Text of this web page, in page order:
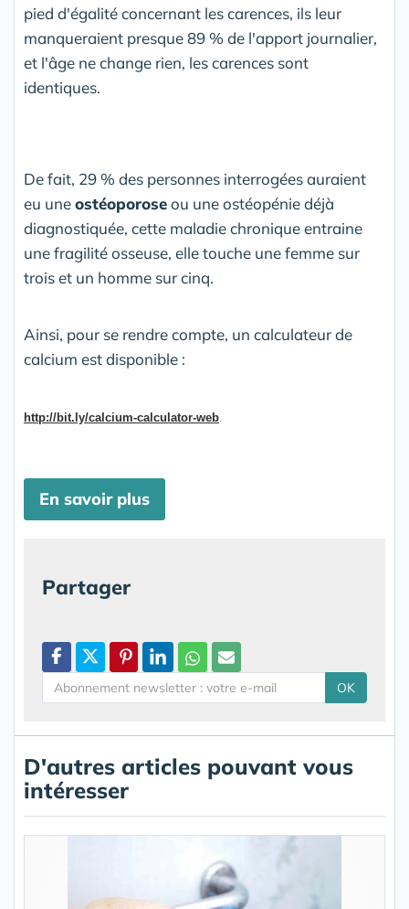
pied d'égalité concernant les carences, ils leur
manqueraient presque 89 % de l'apport journalier,
et l'âge ne change rien, les carences sont
identiques.
De fait, 29 % des personnes interrogées auraient
eu uneostéoporoseou une ostéopénie déjà
diagnostiquée, cette maladie chronique entraine
une fragilité osseuse, elle touche une femme sur
trois et un homme sur cinq.
Ainsi, pour se rendre compte, un calculateur de
calcium est disponible :
http://bit.ly/calcium-calculator-web
En savoir plus
Partager
OK
D'autres articles pouvant vous
intéresser